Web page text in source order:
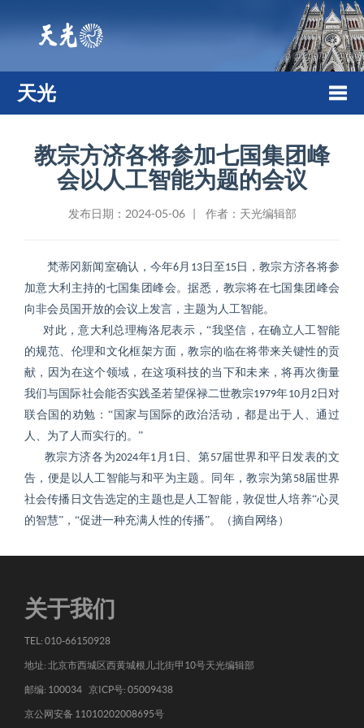
天光
教宗方济各将参加七国集团峰
会以人工智能为题的会议
发布日期：2024-05-06 | 作者：天光编辑部
梵蒂冈新闻室确认，今年6月 13日至15日，教宗方济各将参
加意大利主持的七国集团峰会。据悉，教宗将在七国集团峰会
向非会员国开放的会议上发言，主题为人工智能。
对此，意大利总理梅洛尼表示，“我坚信，在确立人工智能
的规范、伦理和文化框架方面，教宗的临在将带来关键性的贡
献，因为在这个领域，在这项科技的当下和未来，将再次衡量
我们与国际社会能否实践圣若望保禄二世教宗1979年10月 2日对
联合国的劝勉：“国家与国际的政治活动，都是出于人、通过
人、为了人而实行的。”
教宗方济各为2024年1 月 1 日、第57届世界和平日发表的文
告，便是以人工智能与和平为主题。同年，教宗为第58届世界
社会传播日文告选定的主题也是人工智能，敦促世人培养“心灵
的智慧”，“促进一种充满人性的传播”。
（摘自网络）
关于我们
TEL: 010-66150928
地址: 北京市西城区西黄城根儿北街甲10号天光编辑部
邮编: 100034 京ICP号: 05009438
京公网安备 11010202008695号